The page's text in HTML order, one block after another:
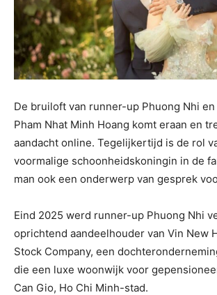
De bruiloft van runner-up Phuong Nhi en
Pham Nhat Minh Hoang komt eraan en
aandacht online. Tegelijkertijd is de rol
voormalige schoonheidskoningin in de
man ook een onderwerp van gesprek
Eind 2025 werd runner-up Phuong Nhi
oprichtend aandeelhouder van Vin New
Stock Company, een
die een luxe woonwijk voor
Can Gio, Ho Chi Minh-stad.